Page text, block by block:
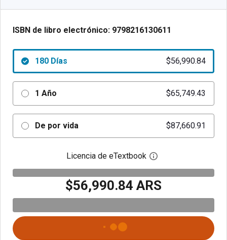
ISBN de libro electrónico: 9798216130611
180 Días $56,990.84
1 Año $65,749.43
De por vida $87,660.91
Licencia de eTextbook Abre el cuadro de
$56,990.84 ARS